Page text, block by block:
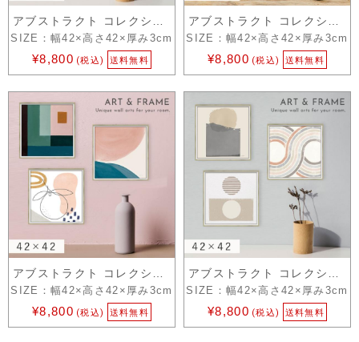
SIZE：幅42×高さ42×厚み3cm
¥8,800 (税込) 送料無料
SIZE：幅42×高さ42×厚み3cm
¥8,800 (税込) 送料無料
SIZE：幅42×高さ42×厚み3cm
¥8,800 (税込) 送料無料
SIZE：幅42×高さ42×厚み3cm
¥8,800 (税込) 送料無料